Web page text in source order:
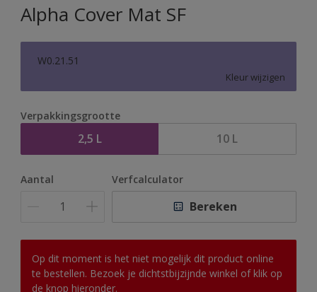
Alpha Cover Mat SF
W0.21.51
Kleur wijzigen
Verpakkingsgrootte
2,5 L 10 L
Aantal Verfcalculator
Bereken
Op dit moment is het niet mogelijk dit product online
te bestellen. Bezoek je dichtstbijzijnde winkel of klik op
de knop hieronder.